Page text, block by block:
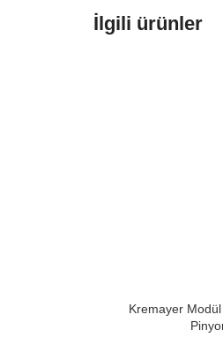
İlgili ürünler
Kremayer